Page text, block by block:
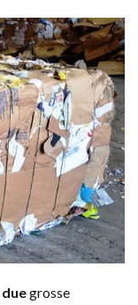
duegrosse